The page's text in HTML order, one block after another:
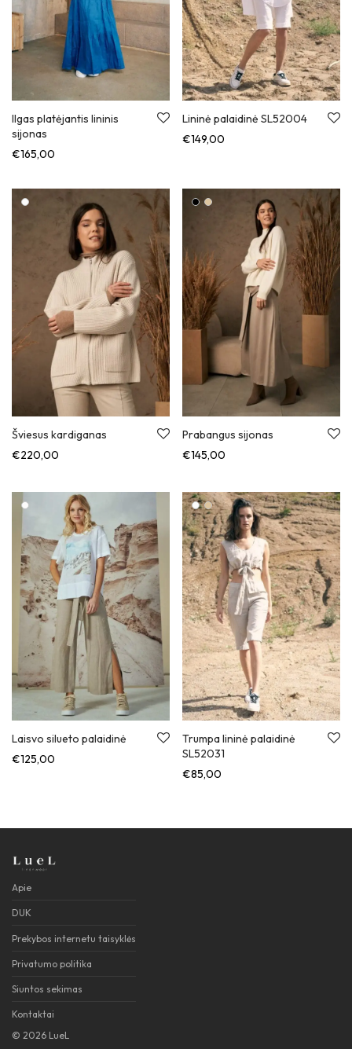
Ilgas platėjantis lininis
sijonas
€165,00
Lininė palaidinė SL52004
€149,00
Šviesus kardiganas
€220,00
Prabangus sijonas
€145,00
Laisvo silueto palaidinė
€125,00
Trumpa lininė palaidinė
SL52031
€85,00
Apie
DUK
Prekybos internetu taisyklės
Privatumo politika
Siuntos sekimas
Kontaktai
© 2026 LueL